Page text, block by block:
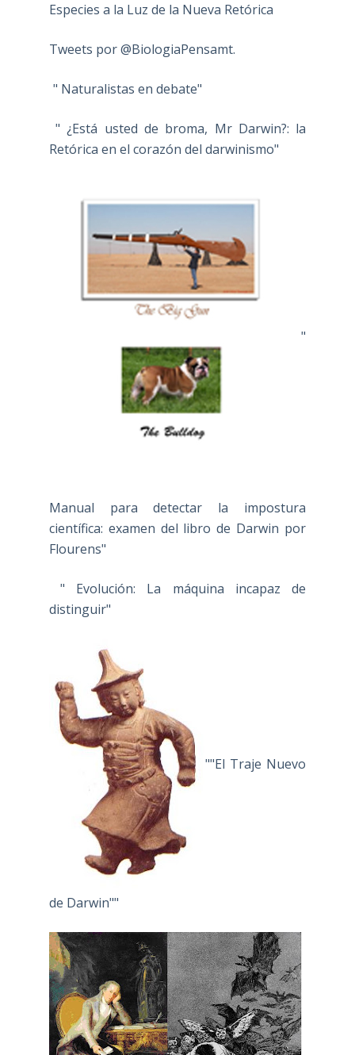
Especies a la Luz de la Nueva Retórica
Tweets por @BiologiaPensamt.
" Naturalistas en debate"
" ¿Está usted de broma, Mr Darwin?: la
Retórica en el corazón del darwinismo"
"
Manual para detectar la impostura
científica: examen del libro de Darwin por
Flourens"
" Evolución: La máquina incapaz de
distinguir"
""El Traje Nuevo
de Darwin""